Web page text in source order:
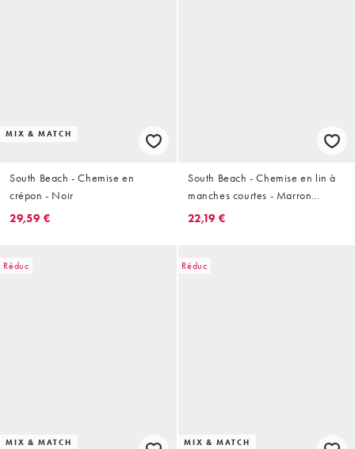
MIX & MATCH
South Beach - Chemise en
crépon - Noir
29,59 €
South Beach - Chemise en lin à
manches courtes - Marron
délavé
22,19 €
Réduc
MIX & MATCH
Réduc
MIX & MATCH